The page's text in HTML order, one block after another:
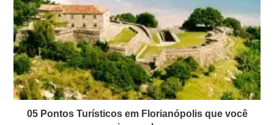
05 Pontos Turísticos em Florianópolis que você